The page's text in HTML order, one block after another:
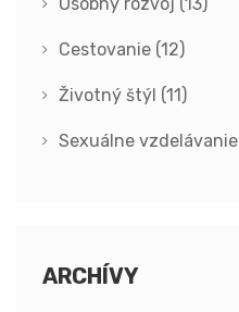
Cestovanie (12)
Životný štýl (11)
Sexuálne vzdelávanie
ARCHÍVY